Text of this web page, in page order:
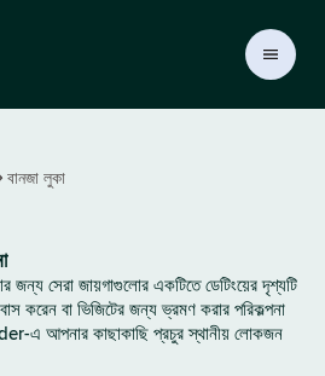
বানজা লুকা
জন্য সেরা জায়গাগুলোর একটিতে ডেটিংয়ের দৃশ্যটি
করেন বা ভিজিটের জন্য ভ্রমণ করার পরিকল্পনা
এ আপনার কাছাকাছি প্রচুর স্থানীয় লোকজন